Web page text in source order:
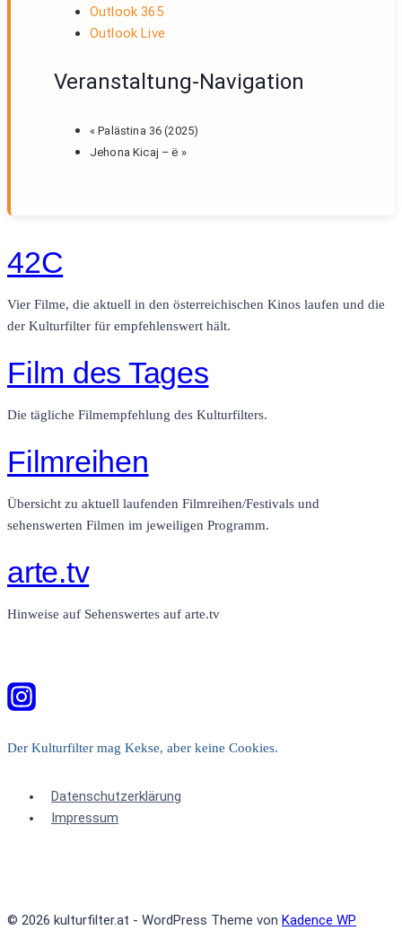
Outlook 365
Outlook Live
Veranstaltung-Navigation
« Palästina 36 (2025)
Jehona Kicaj – ë »
42C
Vier Filme, die aktuell in den österreichischen Kinos laufen und die
der Kulturfilter für empfehlenswert hält.
Film des Tages
Die tägliche Filmempfehlung des Kulturfilters.
Filmreihen
Übersicht zu aktuell laufenden Filmreihen/Festivals und
sehenswerten Filmen im jeweiligen Programm.
arte.tv
Hinweise auf Sehenswertes auf arte.tv
Der Kulturfilter mag Kekse, aber keine Cookies.
Datenschutzerklärung
Impressum
© 2026 kulturfilter.at - WordPress Theme von Kadence WP